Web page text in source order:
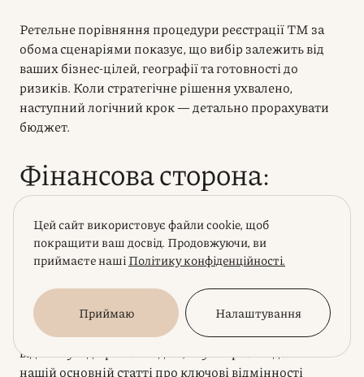
Ретельне порівняння процедури реєстрації ТМ за
обома сценаріями показує, що вибір залежить від
ваших бізнес-цілей, географії та готовності до
ризиків. Коли стратегічне рішення ухвалено,
наступний логічний крок — детально прорахувати
бюджет.
Фінансова сторона:
вартість та збори
Після того, як ви зважили всі стратегічні переваги та
недоліки, ключовим критерієм для ухвалення
остаточного рішення стає вартість. Розрахунок
бюджету для міжнародної реєстрації за
Мадридською системою має свою специфіку,
відмінну від прямої подачі, яку ми розглядали в
нашій основній статті про ключові відмінності
Цей сайт використовує файли cookie, щоб
покращити ваш досвід. Продовжуючи, ви
приймаєте нашіПолітику конфіденційності.
Приймаю Налаштування